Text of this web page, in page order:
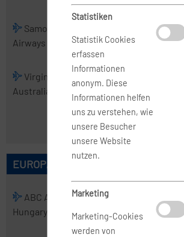
Samoa
Airways
Airlines
Solomon
Airlines
Virgin
Australia
Australia
EUROPÄISCHE AIRLINES
ABC Air
Hungary
Abelag
Aviation
Airlines
Statistiken
Statistik Cookies
erfassen
Informationen
anonym. Diese
Informationen helfen
uns zu verstehen, wie
unsere Besucher
unsere Website
nutzen.
Marketing
Marketing-Cookies
werden von